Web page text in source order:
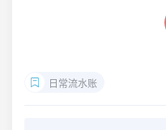
日常流水账